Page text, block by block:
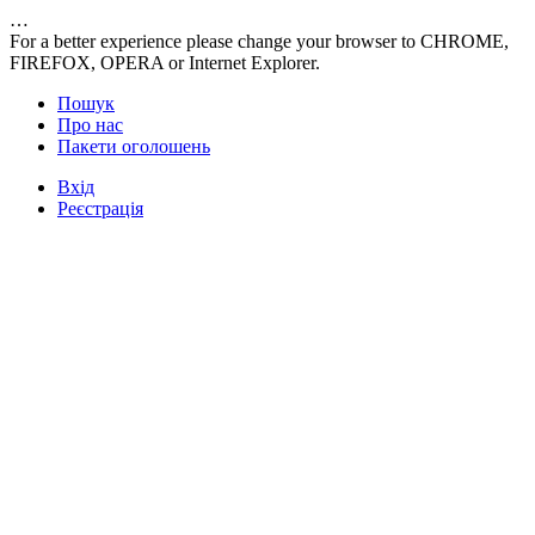
…
For a better experience please change your browser to CHROME,
FIREFOX, OPERA or Internet Explorer.
Пошук
Про нас
Пакети оголошень
Вхід
Реєстрація